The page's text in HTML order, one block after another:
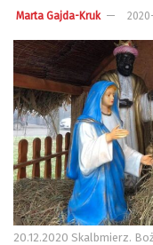
Marta Gajda-Kruk
20.12.2020 Skalbmierz.